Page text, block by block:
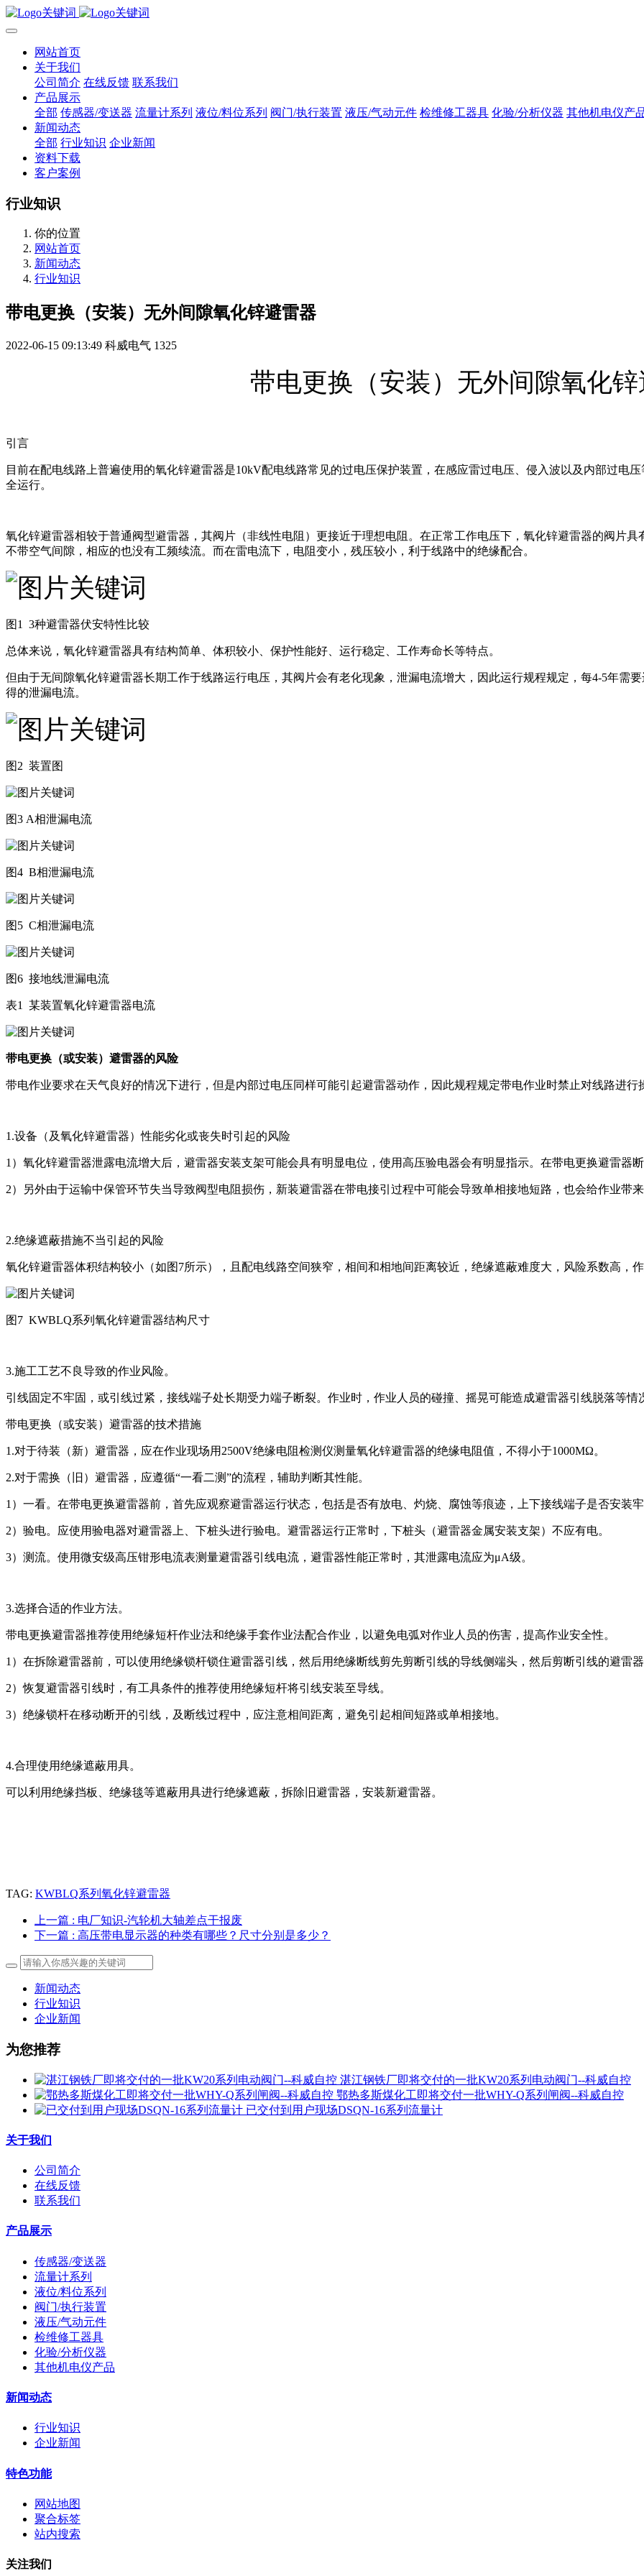
网站首页
关于我们
公司简介 在线反馈 联系我们
产品展示
全部 传感器/变送器 流量计系列 液位/料位系列 阀门/执行装置 液压/气动元件 检维修工器具 化验/分析仪器 其他机电仪产
新闻动态
全部 行业知识 企业新闻
资料下载
客户案例
行业知识
你的位置
网站首页
新闻动态
行业知识
带电更换（安装）无外间隙氧化锌避雷器
2022-06-15 09:13:49 科威电气 1325
带电更换（安装）无外间隙氧化
引言
目前在配电线路上普遍使用的氧化锌避雷器是10kV配电线路常见的过电压保护装置，在感应雷过电压、侵入波以及内部过电
全运行。
氧化锌避雷器相较于普通阀型避雷器，其阀片（非线性电阻）更接近于理想电阻。在正常工作电压下，氧化锌避雷器的阀片
不带空气间隙，相应的也没有工频续流。而在雷电流下，电阻变小，残压较小，利于线路中的绝缘配合。
图1 3种避雷器伏安特性比较
总体来说，氧化锌避雷器具有结构简单、体积较小、保护性能好、运行稳定、工作寿命长等特点。
但由于无间隙氧化锌避雷器长期工作于线路运行电压，其阀片会有老化现象，泄漏电流增大，因此运行规程规定，每4-5年需
得的泄漏电流。
图2 装置图
图3 A相泄漏电流
图4 B相泄漏电流
图5 C相泄漏电流
图6 接地线泄漏电流
表1 某装置氧化锌避雷器电流
带电更换（或安装）避雷器的风险
带电作业要求在天气良好的情况下进行，但是内部过电压同样可能引起避雷器动作，因此规程规定带电作业时禁止对线路进行
1.设备（及氧化锌避雷器）性能劣化或丧失时引起的风险
1）氧化锌避雷器泄露电流增大后，避雷器安装支架可能会具有明显电位，使用高压验电器会有明显指示。在带电更换避雷器
2）另外由于运输中保管环节失当导致阀型电阻损伤，新装避雷器在带电接引过程中可能会导致单相接地短路，也会给作业带来
2.绝缘遮蔽措施不当引起的风险
氧化锌避雷器体积结构较小（如图7所示），且配电线路空间狭窄，相间和相地间距离较近，绝缘遮蔽难度大，风险系数高，
图7 KWBLQ系列氧化锌避雷器结构尺寸
3.施工工艺不良导致的作业风险。
引线固定不牢固，或引线过紧，接线端子处长期受力端子断裂。作业时，作业人员的碰撞、摇晃可能造成避雷器引线脱落等情
带电更换（或安装）避雷器的技术措施
1.对于待装（新）避雷器，应在作业现场用2500V绝缘电阻检测仪测量氧化锌避雷器的绝缘电阻值，不得小于1000MΩ。
2.对于需换（旧）避雷器，应遵循“一看二测”的流程，辅助判断其性能。
1）一看。在带电更换避雷器前，首先应观察避雷器运行状态，包括是否有放电、灼烧、腐蚀等痕迹，上下接线端子是否安装
2）验电。应使用验电器对避雷器上、下桩头进行验电。避雷器运行正常时，下桩头（避雷器金属安装支架）不应有电。
3）测流。使用微安级高压钳形电流表测量避雷器引线电流，避雷器性能正常时，其泄露电流应为μA级。
3.选择合适的作业方法。
带电更换避雷器推荐使用绝缘短杆作业法和绝缘手套作业法配合作业，以避免电弧对作业人员的伤害，提高作业安全性。
1）在拆除避雷器前，可以使用绝缘锁杆锁住避雷器引线，然后用绝缘断线剪先剪断引线的导线侧端头，然后剪断引线的避雷器
2）恢复避雷器引线时，有工具条件的推荐使用绝缘短杆将引线安装至导线。
3）绝缘锁杆在移动断开的引线，及断线过程中，应注意相间距离，避免引起相间短路或单相接地。
4.合理使用绝缘遮蔽用具。
可以利用绝缘挡板、绝缘毯等遮蔽用具进行绝缘遮蔽，拆除旧避雷器，安装新避雷器。
TAG: KWBLQ系列氧化锌避雷器
上一篇 : 电厂知识-汽轮机大轴差点干报废
下一篇 : 高压带电显示器的种类有哪些？尺寸分别是多少？
新闻动态
行业知识
企业新闻
为您推荐
湛江钢铁厂即将交付的一批KW20系列电动阀门--科威自控
鄂热多斯煤化工即将交付一批WHY-Q系列闸阀--科威自控
已交付到用户现场DSQN-16系列流量计
关于我们
公司简介
在线反馈
联系我们
产品展示
传感器/变送器
流量计系列
液位/料位系列
阀门/执行装置
液压/气动元件
检维修工器具
化验/分析仪器
其他机电仪产品
新闻动态
行业知识
企业新闻
特色功能
网站地图
聚合标签
站内搜索
关注我们